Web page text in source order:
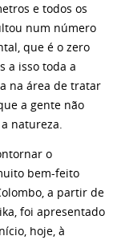
e todos os
num número
que é o zero
a isso toda a
na área de tratar
a gente não
natureza.
o
bem-feito
a partir de
foi apresentado
hoje, à